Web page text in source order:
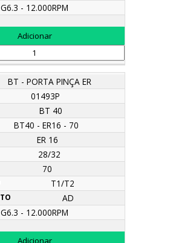
G6.3 - 12.000RPM
BT - PORTA PINÇA ER
01493P
BT 40
BT40 - ER16 - 70
ER 16
28/32
70
T1/T2
AD
G6.3 - 12.000RPM